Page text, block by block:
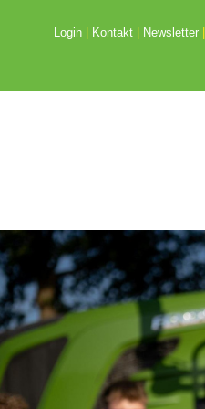
Login| Kontakt| Newsletter|